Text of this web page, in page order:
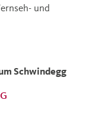
und
Schwindegg